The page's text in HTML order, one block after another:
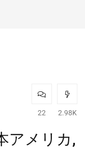
22 2.98K
アメリカ,